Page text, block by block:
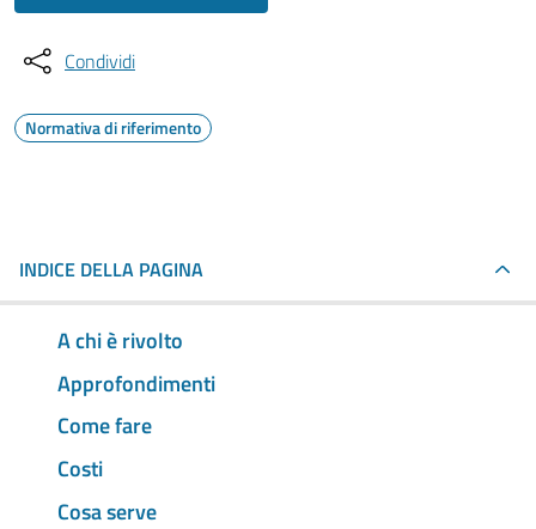
Condividi
Normativa di riferimento
INDICE DELLA PAGINA
A chi è rivolto
Approfondimenti
Come fare
Costi
Cosa serve